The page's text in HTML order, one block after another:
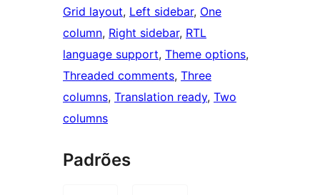
Grid layout, Left sidebar, One
column, Right sidebar, RTL
language support, Theme options
Threaded comments, Three
columns, Translation ready, Two
columns
Padrões